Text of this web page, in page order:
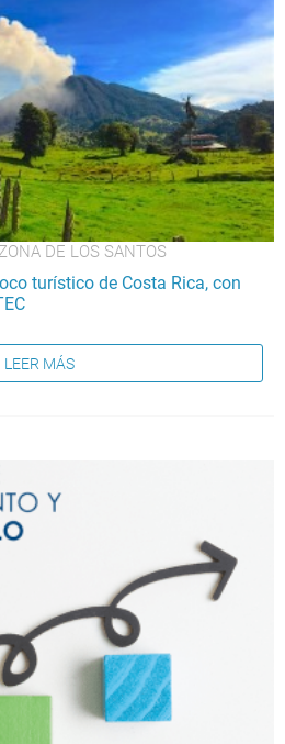
DE LOS SANTOS
turístico de Costa Rica, con
LEER MÁS